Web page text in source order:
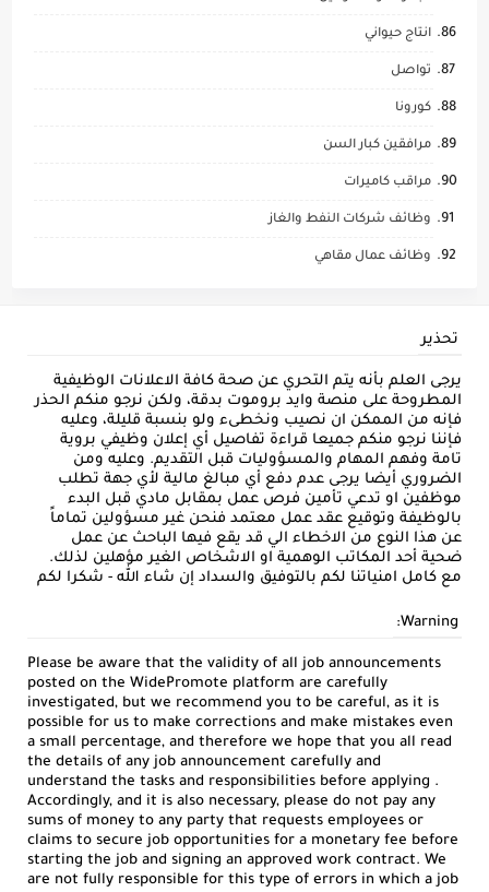
انتاج حيواني
تواصل
كورونا
مرافقين كبار السن
مراقب كاميرات
وظائف شركات النفط والغاز
وظائف عمال مقاهي
تحذير
يرجى العلم بأنه يتم التحري عن صحة كافة الاعلانات الوظيفية
المطروحة على منصة وايد بروموت بدقة، ولكن نرجو منكم الحذر
فإنه من الممكن ان نصيب ونخطىء ولو بنسبة قليلة، وعليه
فإننا نرجو منكم جميعا قراءة تفاصيل أي إعلان وظيفي بروية
تامة وفهم المهام والمسؤوليات قبل التقديم. وعليه ومن
الضروري أيضا يرجى عدم دفع أي مبالغ مالية لأي جهة تطلب
موظفين او تدعي تأمين فرص عمل بمقابل مادي قبل البدء
بالوظيفة وتوقيع عقد عمل معتمد فنحن غير مسؤولين تماماً
عن هذا النوع من الاخطاء الي قد يقع فيها الباحث عن عمل
ضحية أحد المكاتب الوهمية او الاشخاص الغير مؤهلين لذلك.
مع كامل امنياتنا لكم بالتوفيق والسداد إن شاء الله - شكرا لكم
Warning:
Please be aware that the validity of all job announcements
posted on the WidePromote platform are carefully
investigated, but we recommend you to be careful, as it is
possible for us to make corrections and make mistakes even
a small percentage, and therefore we hope that you all read
the details of any job announcement carefully and
understand the tasks and responsibilities before applying .
Accordingly, and it is also necessary, please do not pay any
sums of money to any party that requests employees or
claims to secure job opportunities for a monetary fee before
starting the job and signing an approved work contract. We
are not fully responsible for this type of errors in which a job